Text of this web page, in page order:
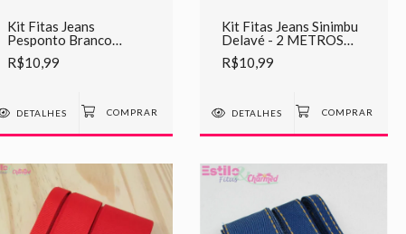
Kit Fitas Jeans
Pesponto Branco
Sinimbu Rosa - 2
METROS CADA
R$10,99
DETALHES
Kit Fitas Jeans Sinimbu
Delavé - 2 METROS
CADA
R$10,99
DETALHES